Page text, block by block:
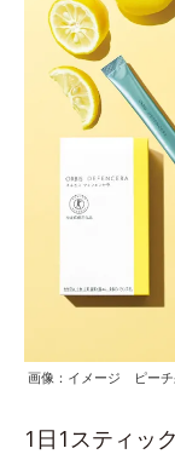
画像：イメージ ピーチ
1日1スティッ